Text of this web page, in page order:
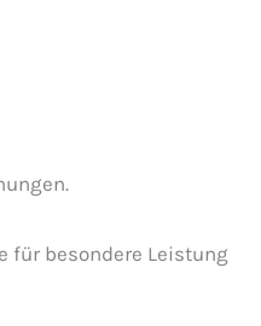
für besondere Leistung